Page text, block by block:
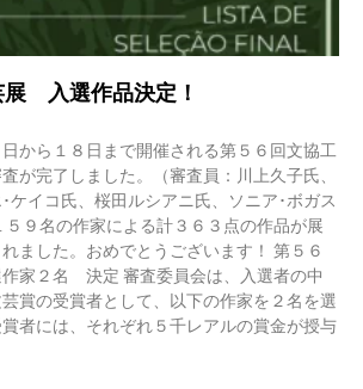
展 入選作品決定！
から１８日まで開催される第５６回文協工
が完了しました。（審査員：川上久子氏、
ケイコ氏、桜田ルシアニ氏、ソニア･ボガス
５９名の作家による計３６３点の作品が展
ました。おめでとうございます！ 第５６
家２名 決定 審査委員会は、入選者の中
賞の受賞者として、以下の作家を２名を選
者には、それぞれ５千レアルの賞金が授与